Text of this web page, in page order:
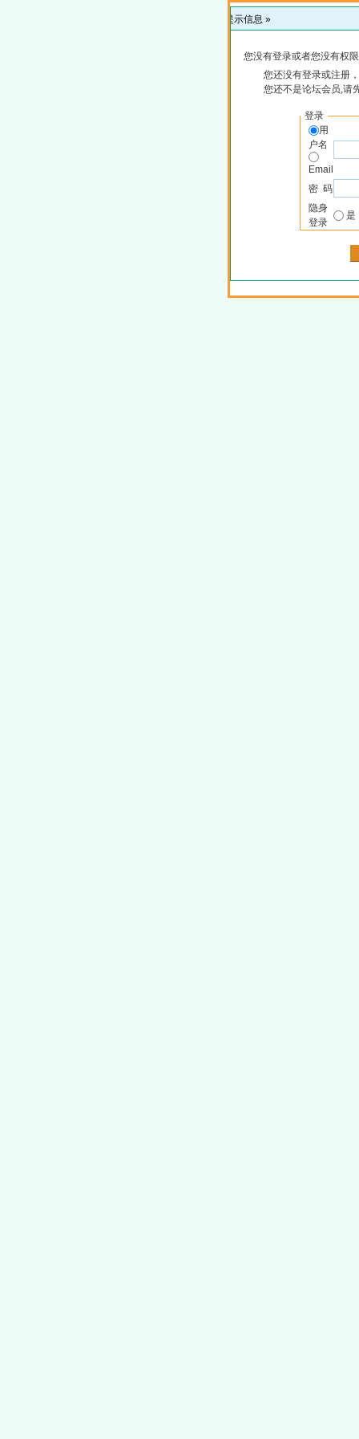
提示信息 »
您没有登录或者您没有权
您还没有登录或注册
您还不是论坛会员,请
登录
用
户名
Email
密 码
隐身
登录